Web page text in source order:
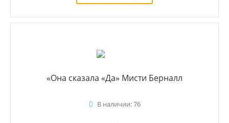
«Она сказала «Да» Мисти Берналл
В наличии: 76